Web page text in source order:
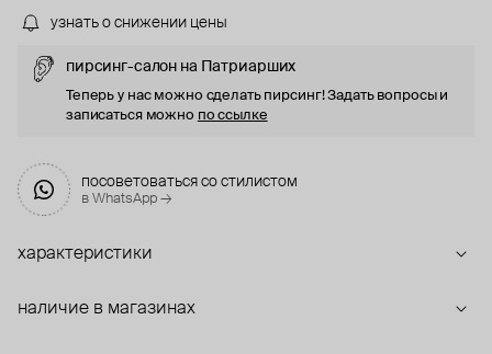
узнать о снижении цены
пирсинг-салон на Патриарших
Теперь у нас можно сделать пирсинг! Задать вопросы и
записаться можно по ссылке
посоветоваться со стилистом
в WhatsApp →
характеристики
наличие в магазинах